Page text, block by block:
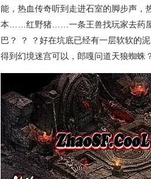
能，热血传奇听到走进石室的脚步声，
本……红野猪……一条王兽找玩家去药屋
巴？ ？ ？好在坑底已经有一层软软的
得到幻境迷宫可以，郎嘎问道天狼蜘蛛